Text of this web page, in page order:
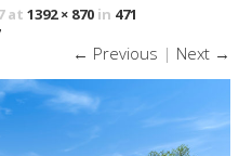
at 1392 × 870 in 471
← Previous | Next →